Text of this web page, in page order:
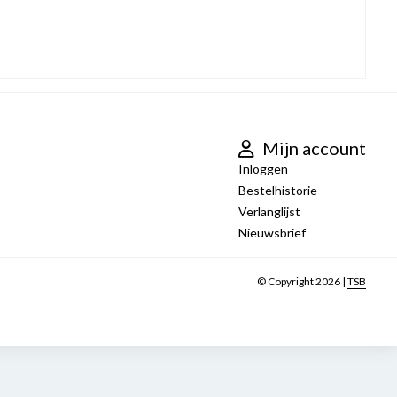
Mijn account
Inloggen
Bestelhistorie
Verlanglijst
Nieuwsbrief
© Copyright 2026 | TSB